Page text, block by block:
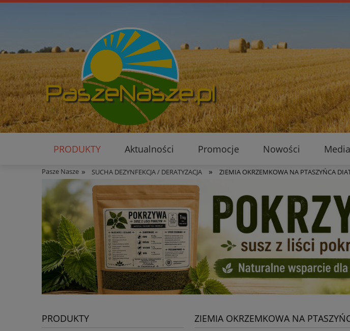
PRODUKTY Aktualności Promocje Nowości Media
Pasze Nasze » SUCHA DEZYNFEKCJA / DERATYZACJA » ZIEMIA OKRZEMKOWA NA PTASZYŃCA
PRODUKTY ZIEMIA OKRZEMKOWA NA